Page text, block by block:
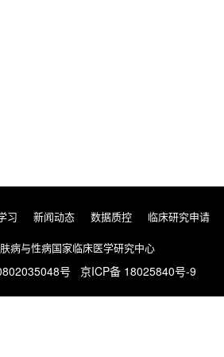
习 新闻动态 数据质控 临床研究申请
病与性病国家临床医学研究中心
号 京ICP备 18025840号-9